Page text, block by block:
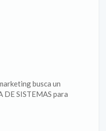
busca un
DE SISTEMAS para